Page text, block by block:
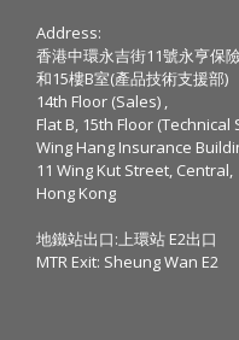
Address:
香港中環永吉街11號永亨保
和15樓B室(產品技術支援部)
14th Floor (Sales) ,
Flat B, 15th Floor (Technical
Wing Hang Insurance
11 Wing Kut Street, Central,
Hong Kong
地鐵站出口:上環站 E2出口
MTR Exit: Sheung Wan E2